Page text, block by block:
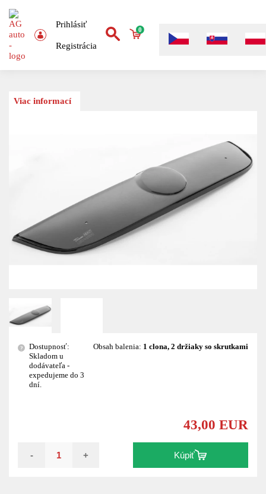
Prihlásiť
Registrácia
0
Viac informací
?
Dostupnosť:
Skladom u
dodávateľa -
expedujeme do 3
dní.
Obsah balenia: 1 clona, 2 držiaky so skrutkami
43,00 EUR
- + Kúpiť